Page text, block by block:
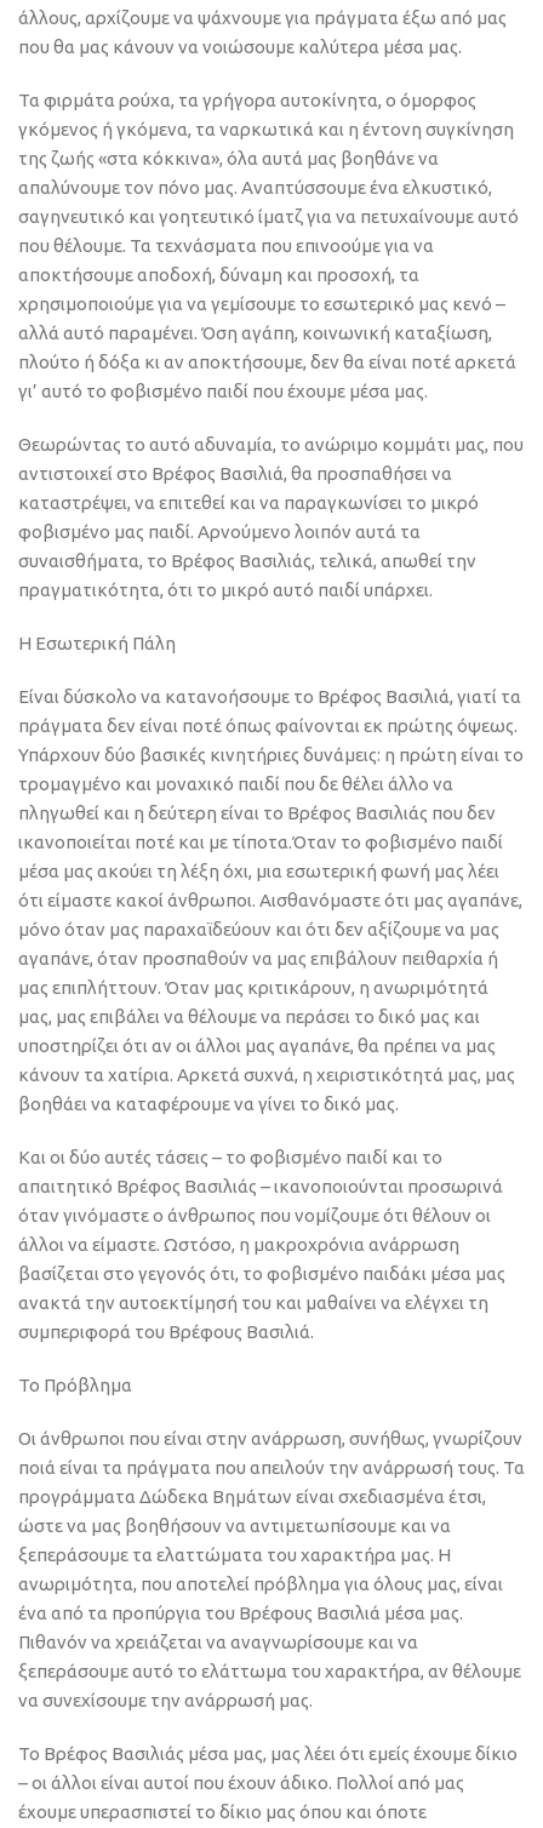
άλλους, αρχίζουμε να ψάχνουμε για πράγματα έξω από μας
που θα μας κάνουν να νοιώσουμε καλύτερα μέσα μας.
Τα φιρμάτα ρούχα, τα γρήγορα αυτοκίνητα, ο όμορφος
γκόμενος ή γκόμενα, τα ναρκωτικά και η έντονη συγκίνηση
της ζωής «στα κόκκινα», όλα αυτά μας βοηθάνε να
απαλύνουμε τον πόνο μας. Αναπτύσσουμε ένα ελκυστικό,
σαγηνευτικό και γοητευτικό ίματζ για να πετυχαίνουμε αυτό
που θέλουμε. Τα τεχνάσματα που επινοούμε για να
αποκτήσουμε αποδοχή, δύναμη και προσοχή, τα
χρησιμοποιούμε για να γεμίσουμε το εσωτερικό μας κενό –
αλλά αυτό παραμένει. Όση αγάπη, κοινωνική καταξίωση,
πλούτο ή δόξα κι αν αποκτήσουμε, δεν θα είναι ποτέ αρκετά
γι’ αυτό το φοβισμένο παιδί που έχουμε μέσα μας.
Θεωρώντας το αυτό αδυναμία, το ανώριμο κομμάτι μας, που
αντιστοιχεί στο Βρέφος Βασιλιά, θα προσπαθήσει να
καταστρέψει, να επιτεθεί και να παραγκωνίσει το μικρό
φοβισμένο μας παιδί. Αρνούμενο λοιπόν αυτά τα
συναισθήματα, το Βρέφος Βασιλιάς, τελικά, απωθεί την
πραγματικότητα, ότι το μικρό αυτό παιδί υπάρχει.
Η Εσωτερική Πάλη
Είναι δύσκολο να κατανοήσουμε το Βρέφος Βασιλιά, γιατί τα
πράγματα δεν είναι ποτέ όπως φαίνονται εκ πρώτης όψεως.
Υπάρχουν δύο βασικές κινητήριες δυνάμεις: η πρώτη είναι το
τρομαγμένο και μοναχικό παιδί που δε θέλει άλλο να
πληγωθεί και η δεύτερη είναι το Βρέφος Βασιλιάς που δεν
ικανοποιείται ποτέ και με τίποτα.Όταν το φοβισμένο παιδί
μέσα μας ακούει τη λέξη όχι, μια εσωτερική φωνή μας λέει
ότι είμαστε κακοί άνθρωποι. Αισθανόμαστε ότι μας αγαπάνε,
μόνο όταν μας παραχαϊδεύουν και ότι δεν αξίζουμε να μας
αγαπάνε, όταν προσπαθούν να μας επιβάλουν πειθαρχία ή
μας επιπλήττουν. Όταν μας κριτικάρουν, η ανωριμότητά
μας, μας επιβάλει να θέλουμε να περάσει το δικό μας και
υποστηρίζει ότι αν οι άλλοι μας αγαπάνε, θα πρέπει να μας
κάνουν τα χατίρια. Αρκετά συχνά, η χειριστικότητά μας, μας
βοηθάει να καταφέρουμε να γίνει το δικό μας.
Και οι δύο αυτές τάσεις – το φοβισμένο παιδί και το
απαιτητικό Βρέφος Βασιλιάς – ικανοποιούνται προσωρινά
όταν γινόμαστε ο άνθρωπος που νομίζουμε ότι θέλουν οι
άλλοι να είμαστε. Ωστόσο, η μακροχρόνια ανάρρωση
βασίζεται στο γεγονός ότι, το φοβισμένο παιδάκι μέσα μας
ανακτά την αυτοεκτίμησή του και μαθαίνει να ελέγχει τη
συμπεριφορά του Βρέφους Βασιλιά.
Το Πρόβλημα
Οι άνθρωποι που είναι στην ανάρρωση, συνήθως, γνωρίζουν
ποιά είναι τα πράγματα που απειλούν την ανάρρωσή τους. Τα
προγράμματα Δώδεκα Βημάτων είναι σχεδιασμένα έτσι,
ώστε να μας βοηθήσουν να αντιμετωπίσουμε και να
ξεπεράσουμε τα ελαττώματα του χαρακτήρα μας. Η
ανωριμότητα, που αποτελεί πρόβλημα για όλους μας, είναι
ένα από τα προπύργια του Βρέφους Βασιλιά μέσα μας.
Πιθανόν να χρειάζεται να αναγνωρίσουμε και να
ξεπεράσουμε αυτό το ελάττωμα του χαρακτήρα, αν θέλουμε
να συνεχίσουμε την ανάρρωσή μας.
Το Βρέφος Βασιλιάς μέσα μας, μας λέει ότι εμείς έχουμε δίκιο
– οι άλλοι είναι αυτοί που έχουν άδικο. Πολλοί από μας
έχουμε υπερασπιστεί το δίκιο μας όπου και όποτε